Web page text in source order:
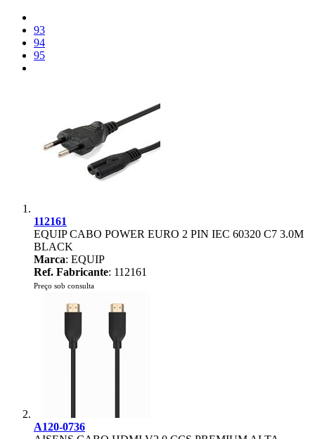
93
94
95
112161
EQUIP CABO POWER EURO 2 PIN IEC 60320 C7 3.0M
BLACK
Marca: EQUIP
Ref. Fabricante: 112161
Preço sob consulta
A120-0736